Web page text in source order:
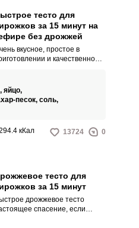
тесто для
за 15 минут на
без дрожжей
вкусное, простое в
и качественное
дрожжей. Их
заменить разрыхлителем,
яйцо,
песок, соль,
кКал 13724 0
тесто для
за 15 минут
дрожжевое тесто
спасение, если
РЕГИСТРАЦИЯ
сетей:
или